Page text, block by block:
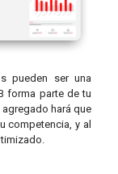
pueden ser una
forma parte de tu
hará que
competencia, y al